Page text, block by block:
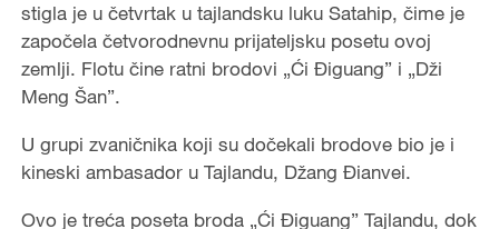
stigla je u četvrtak u tajlandsku luku Satahip, čime je
započela četvorodnevnu prijateljsku posetu ovoj
zemlji. Flotu čine ratni brodovi „Ći Điguang” i „Dži
Meng Šan”.
U grupi zvaničnika koji su dočekali brodove bio je i
kineski ambasador u Tajlandu, Džang Đianvei.
Ovo je treća poseta broda „Ći Điguang” Tajlandu, dok